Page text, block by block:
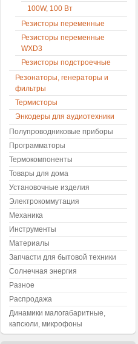
100W, 100 Вт
Резисторы переменные
Резисторы переменные
WXD3
Резисторы подстроечные
Резонаторы, генераторы и
фильтры
Термисторы
Энкодеры для аудиотехники
Полупроводниковые приборы
Программаторы
Термокомпоненты
Товары для дома
Установочные изделия
Электрокоммутация
Механика
Инструменты
Материалы
Запчасти для бытовой техники
Солнечная энергия
Разное
Распродажа
Динамики малогабаритные,
капсюли, микрофоны